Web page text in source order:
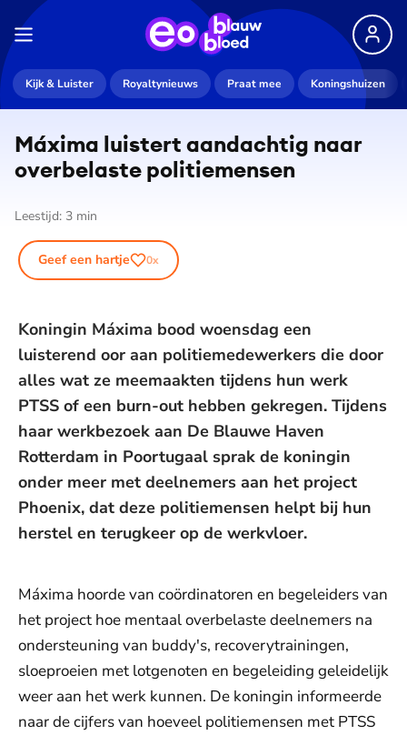
Kijk & Luister Royaltynieuws Praat mee Koningshuizen
Máxima luistert aandachtig naar
overbelaste po­li­tie­men­sen
Leestijd: 3 min
Geef een hartje 0x
Koningin Máxima bood woensdag een
luisterend oor aan politiemedewerkers die door
alles wat ze meemaakten tijdens hun werk
PTSS of een burn-out hebben gekregen. Tijdens
haar werkbezoek aan De Blauwe Haven
Rotterdam in Poortugaal sprak de koningin
onder meer met deelnemers aan het project
Phoenix, dat deze politiemensen helpt bij hun
herstel en terugkeer op de werkvloer.
Máxima hoorde van coördinatoren en begeleiders van
het project hoe mentaal overbelaste deelnemers na
ondersteuning van buddy's, recoverytrainingen,
sloeproeien met lotgenoten en begeleiding geleidelijk
weer aan het werk kunnen. De koningin informeerde
naar de cijfers van hoeveel politiemensen met PTSS